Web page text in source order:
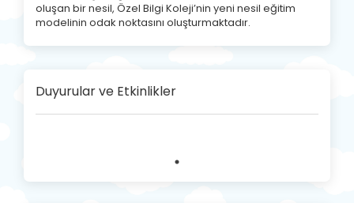
oluşan bir nesil, Özel Bilgi Koleji’nin yeni nesil eğitim
modelinin odak noktasını oluşturmaktadır.
Duyurular ve Etkinlikler